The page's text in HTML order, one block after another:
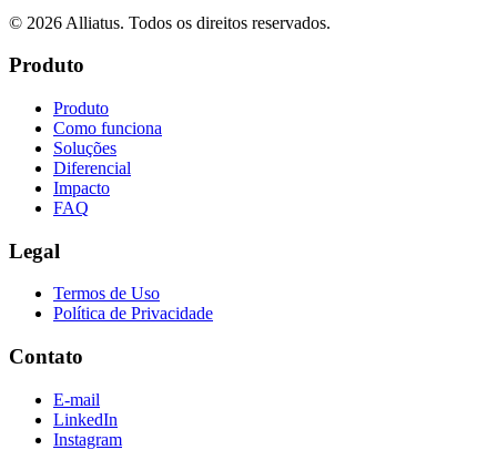
© 2026 Alliatus. Todos os direitos reservados.
Produto
Produto
Como funciona
Soluções
Diferencial
Impacto
FAQ
Legal
Termos de Uso
Política de Privacidade
Contato
E-mail
LinkedIn
Instagram